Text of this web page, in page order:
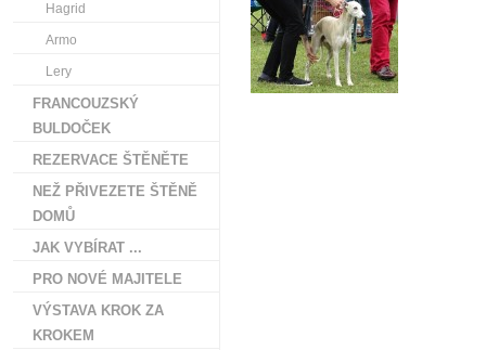
Hagrid
Armo
Lery
FRANCOUZSKÝ
BULDOČEK
REZERVACE ŠTĚNĚTE
NEŽ PŘIVEZETE ŠTĚNĚ
DOMŮ
JAK VYBÍRAT ...
PRO NOVÉ MAJITELE
VÝSTAVA KROK ZA
KROKEM